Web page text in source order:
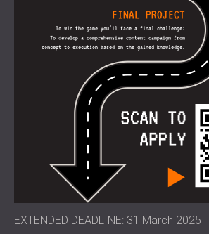
EXTENDED DEADLINE: 31 March 2025